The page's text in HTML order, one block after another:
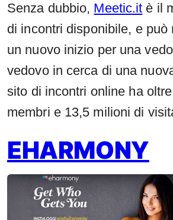
Senza dubbio, Meetic.it è il
di incontri disponibile, e può
un nuovo inizio per una
vedovo in cerca di una
sito di incontri online ha
membri e 13,5 milioni di
EHARMONY